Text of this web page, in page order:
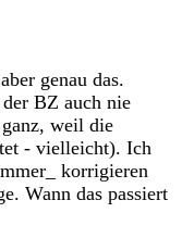
genau das.
BZ auch nie
weil die
- vielleicht). Ich
korrigieren
Wann das passiert